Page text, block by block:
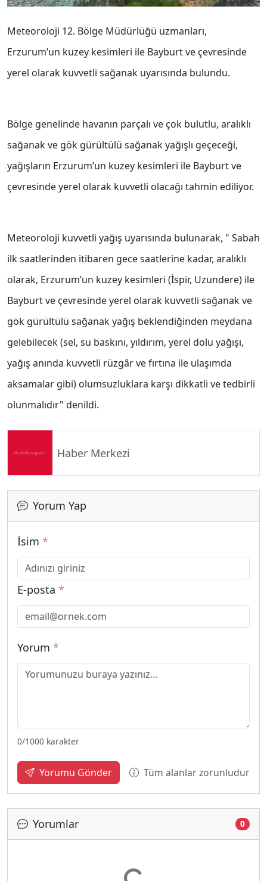
Meteoroloji 12. Bölge Müdürlüğü uzmanları,
Erzurum’un kuzey kesimleri ile Bayburt ve çevresinde
yerel olarak kuvvetli sağanak uyarısında bulundu.
Bölge genelinde havanın parçalı ve çok bulutlu, aralıklı
sağanak ve gök gürültülü sağanak yağışlı geçeceği,
yağışların Erzurum’un kuzey kesimleri ile Bayburt ve
çevresinde yerel olarak kuvvetli olacağı tahmin ediliyor.
Meteoroloji kuvvetli yağış uyarısında bulunarak, " Sabah
ilk saatlerinden itibaren gece saatlerine kadar, aralıklı
olarak, Erzurum’un kuzey kesimleri (İspir, Uzundere) ile
Bayburt ve çevresinde yerel olarak kuvvetli sağanak ve
gök gürültülü sağanak yağış beklendiğinden meydana
gelebilecek (sel, su baskını, yıldırım, yerel dolu yağışı,
yağış anında kuvvetli rüzgâr ve fırtına ile ulaşımda
aksamalar gibi) olumsuzluklara karşı dikkatli ve tedbirli
olunmalıdır" denildi.
Haber Merkezi
Yorum Yap
İsim *
E-posta *
Yorum *
0/1000 karakter
Yorumu Gönder Tüm alanlar zorunludur
Yorumlar 0